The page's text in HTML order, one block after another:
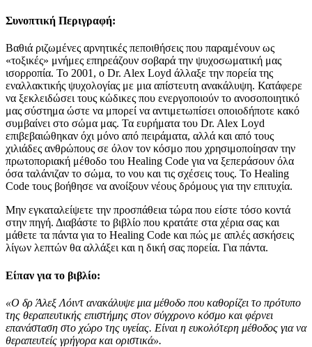
Συνοπτική Περιγραφή:
Βαθιά ριζωμένες αρνητικές πεποιθήσεις που παραμένουν ως
«τοξικές» μνήμες επηρεάζουν σοβαρά την ψυχοσωματική μας
ισορροπία. Το 2001, ο Dr. Alex Loyd άλλαξε την πορεία της
εναλλακτικής ψυχολογίας με μια απίστευτη ανακάλυψη. Κατάφερε
να ξεκλειδώσει τους κώδικες που ενεργοποιούν το ανοσοποιητικό
μας σύστημα ώστε να μπορεί να αντιμετωπίσει οποιοδήποτε κακό
συμβαίνει στο σώμα μας. Τα ευρήματα του Dr. Alex Loyd
επιβεβαιώθηκαν όχι μόνο από πειράματα, αλλά και από τους
χιλιάδες ανθρώπους σε όλον τον κόσμο που χρησιμοποίησαν την
πρωτοποριακή μέθοδο του Healing Code για να ξεπεράσουν όλα
όσα ταλάνιζαν το σώμα, το νου και τις σχέσεις τους. Το Healing
Code τους βοήθησε να ανοίξουν νέους δρόμους για την επιτυχία.
Μην εγκαταλείψετε την προσπάθεια τώρα που είστε τόσο κοντά
στην πηγή. Διαβάστε το βιβλίο που κρατάτε στα χέρια σας και
μάθετε τα πάντα για το Healing Code και πώς με απλές ασκήσεις
λίγων λεπτών θα αλλάξει και η δική σας πορεία. Για πάντα.
Είπαν για το βιβλίο:
«Ο δρ Άλεξ Λόιντ ανακάλυψε μια μέθοδο που καθορίζει το πρότυπο
της θεραπευτικής επιστήμης στον σύγχρονο κόσμο και φέρνει
επανάσταση στο χώρο της υγείας. Είναι η ευκολότερη μέθοδος για να
θεραπευτείς γρήγορα και οριστικά».